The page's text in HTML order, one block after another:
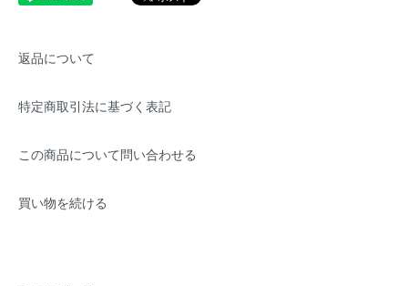
返品について
特定商取引法に基づく表記
この商品について問い合わせる
買い物を続ける